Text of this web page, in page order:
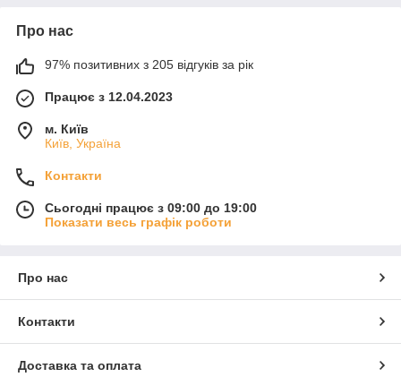
Про нас
97% позитивних з 205 відгуків за рік
Працює з 12.04.2023
м. Київ
Київ, Україна
Контакти
Сьогодні працює з 09:00 до 19:00
Показати весь графік роботи
Про нас
Контакти
Доставка та оплата